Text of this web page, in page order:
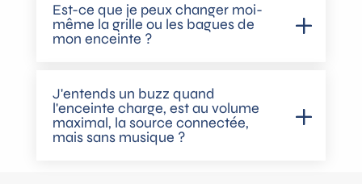
Est-ce que je peux changer moi-
même la grille ou les bagues de
mon enceinte ?
J'entends un buzz quand
l'enceinte charge, est au volume
maximal, la source connectée,
mais sans musique ?